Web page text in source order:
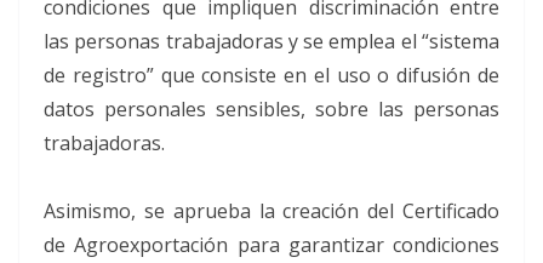
condiciones que impliquen discriminación entre
las personas trabajadoras y se emplea el “sistema
de registro” que consiste en el uso o difusión de
datos personales sensibles, sobre las personas
trabajadoras.
Asimismo, se aprueba la creación del Certificado
de Agroexportación para garantizar condiciones